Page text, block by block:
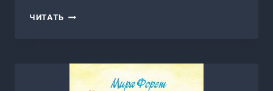
ЧИТАТЬ АВИАКОМПАНИЯ
МИРА
ФОРСТ